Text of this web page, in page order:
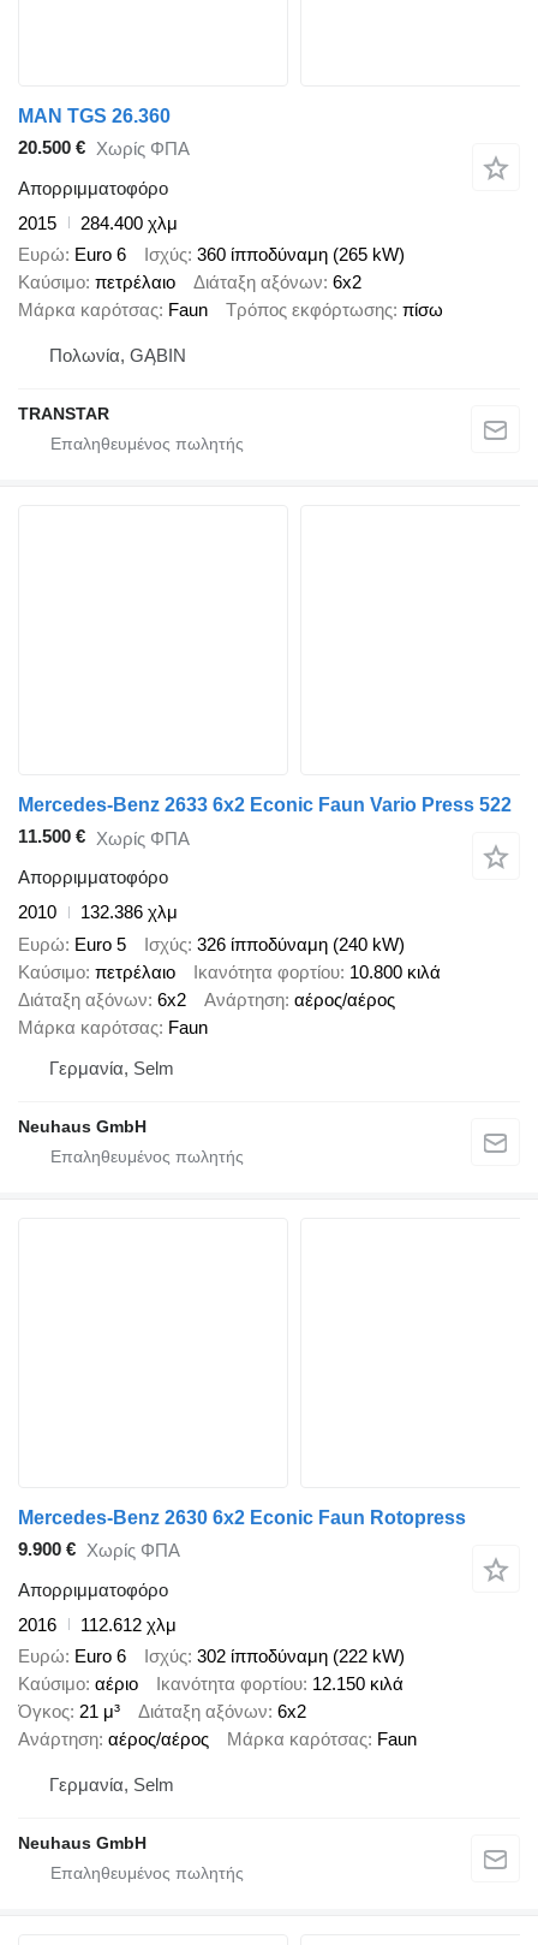
MAN TGS 26.360
20.500 € Χωρίς ΦΠΑ
Απορριμματοφόρο
2015
284.400 χλμ
Ευρώ
Euro 6 Ισχύς 360 ίπποδύναμη (265 kW)
Καύσιμο πετρέλαιο Διάταξη αξόνων 6x2
Μάρκα καρότσας Faun Τρόπος εκφόρτωσης πίσω
Πολωνία, GĄBIN
TRANSTAR
Mercedes-Benz 2633 6x2 Econic Faun Vario Press 522
11.500 € Χωρίς ΦΠΑ
Απορριμματοφόρο
2010
132.386 χλμ
Ευρώ Euro 5 Ισχύς 326 ίπποδύναμη (240 kW)
Καύσιμο πετρέλαιο Ικανότητα φορτίου 10.800 κιλά
Διάταξη αξόνων 6x2 Ανάρτηση αέρος/αέρος
Μάρκα καρότσας Faun
Γερμανία, Selm
Neuhaus GmbH
Mercedes-Benz 2630 6x2 Econic Faun Rotopress
9.900 € Χωρίς ΦΠΑ
Απορριμματοφόρο
2016
112.612 χλμ
Ευρώ Euro 6 Ισχύς 302 ίπποδύναμη (222 kW)
Καύσιμο αέριο Ικανότητα φορτίου 12.150 κιλά
Όγκος 21 μ³ Διάταξη αξόνων 6x2
Ανάρτηση αέρος/αέρος Μάρκα καρότσας Faun
Γερμανία, Selm
Neuhaus GmbH